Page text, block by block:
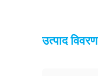
उत्पाद विवरण